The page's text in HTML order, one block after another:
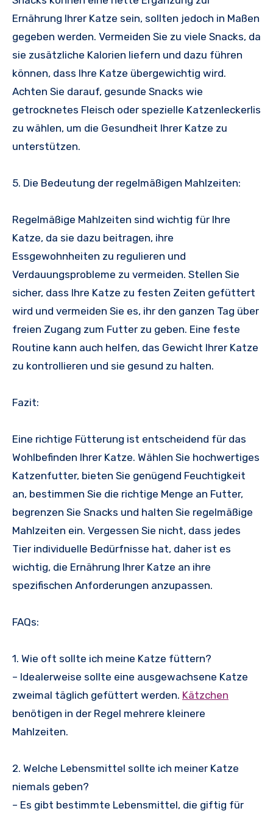
Ernährung Ihrer Katze sein, sollten jedoch in Maßen
gegeben werden. Vermeiden Sie zu viele Snacks, da
sie zusätzliche Kalorien liefern und dazu führen
können, dass Ihre Katze übergewichtig wird.
Achten Sie darauf, gesunde Snacks wie
getrocknetes Fleisch oder spezielle Katzenleckerlis
zu wählen, um die Gesundheit Ihrer Katze zu
unterstützen.
5. Die Bedeutung der regelmäßigen Mahlzeiten:
Regelmäßige Mahlzeiten sind wichtig für Ihre
Katze, da sie dazu beitragen, ihre
Essgewohnheiten zu regulieren und
Verdauungsprobleme zu vermeiden. Stellen Sie
sicher, dass Ihre Katze zu festen Zeiten gefüttert
wird und vermeiden Sie es, ihr den ganzen Tag über
freien Zugang zum Futter zu geben. Eine feste
Routine kann auch helfen, das Gewicht Ihrer Katze
zu kontrollieren und sie gesund zu halten.
Fazit:
Eine richtige Fütterung ist entscheidend für das
Wohlbefinden Ihrer Katze. Wählen Sie hochwertiges
Katzenfutter, bieten Sie genügend Feuchtigkeit
an, bestimmen Sie die richtige Menge an Futter,
begrenzen Sie Snacks und halten Sie regelmäßige
Mahlzeiten ein. Vergessen Sie nicht, dass jedes
Tier individuelle Bedürfnisse hat, daher ist es
wichtig, die Ernährung Ihrer Katze an ihre
spezifischen Anforderungen anzupassen.
FAQs:
1. Wie oft sollte ich meine Katze füttern?
– Idealerweise sollte eine ausgewachsene Katze
zweimal täglich gefüttert werden. Kätzchen
benötigen in der Regel mehrere kleinere
Mahlzeiten.
2. Welche Lebensmittel sollte ich meiner Katze
niemals geben?
– Es gibt bestimmte Lebensmittel, die giftig für